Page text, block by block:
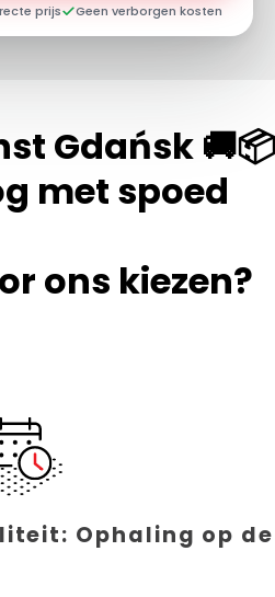
prijs Geen verborgen kosten
Gdańsk 🚚📦
met spoed
ons kiezen?
Ophaling op de